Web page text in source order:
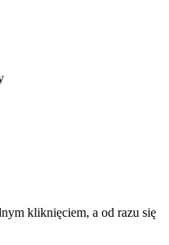
kliknięciem, a od razu się